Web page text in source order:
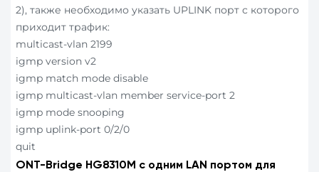
2), также необходимо указать UPLINK порт с которого
приходит трафик:
multicast-vlan 2199
igmp version v2
igmp match mode disable
igmp multicast-vlan member service-port 2
igmp mode snooping
igmp uplink-port 0/2/0
quit
ONT-Bridge HG8310M с одним LAN портом для